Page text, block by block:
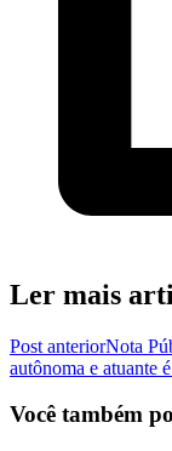
Ler mais
Post anteriorNota
autônoma e atuante
Você também